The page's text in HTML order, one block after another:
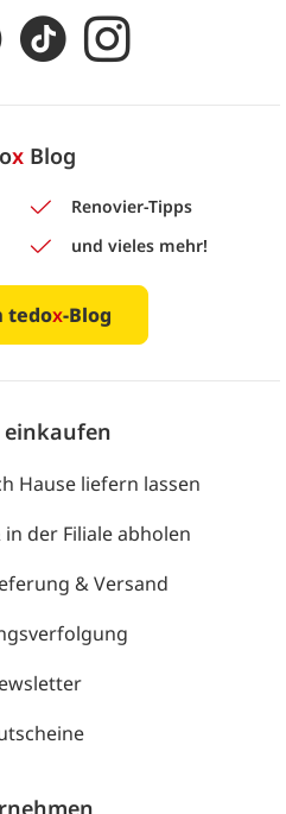
xBlog
Renovier-Tipps
und vieles mehr!
tedox-Blog
einkaufen
Hause liefern lassen
in der Filiale abholen
& Versand